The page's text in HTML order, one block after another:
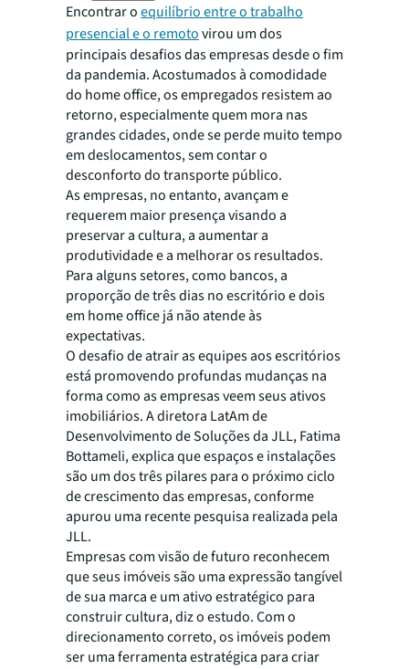
Encontrar oequilíbrio entre o trabalho
presencial e o remotovirou um dos
principais desafios das empresas desde o fim
da pandemia. Acostumados à comodidade
do home office, os empregados resistem ao
retorno, especialmente quem mora nas
grandes cidades, onde se perde muito tempo
em deslocamentos, sem contar o
desconforto do transporte público.
As empresas, no entanto, avançam e
requerem maior presença visando a
preservar a cultura, a aumentar a
produtividade e a melhorar os resultados.
Para alguns setores, como bancos, a
proporção de três dias no escritório e dois
em home office já não atende às
expectativas.
O desafio de atrair as equipes aos escritórios
está promovendo profundas mudanças na
forma como as empresas veem seus ativos
imobiliários. A diretora LatAm de
Desenvolvimento de Soluções da JLL, Fatima
Bottameli, explica que espaços e instalações
são um dos três pilares para o próximo ciclo
de crescimento das empresas, conforme
apurou uma recente pesquisa realizada pela
JLL.
Empresas com visão de futuro reconhecem
que seus imóveis são uma expressão tangível
de sua marca e um ativo estratégico para
construir cultura, diz o estudo. Com o
direcionamento correto, os imóveis podem
ser uma ferramenta estratégica para criar